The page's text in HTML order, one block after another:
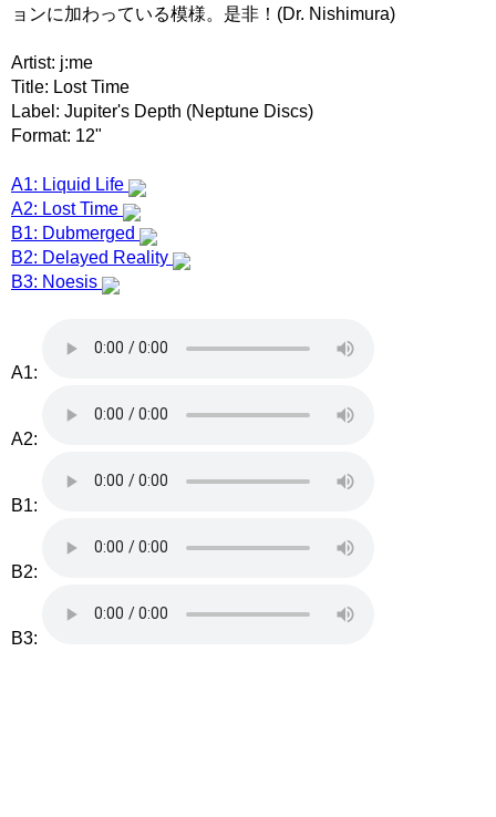
ョンに加わっている模様。是非！(Dr. Nishimura)
Artist: j:me
Title: Lost Time
Label: Jupiter's Depth (Neptune Discs)
Format: 12"
A1: Liquid Life
A2: Lost Time
B1: Dubmerged
B2: Delayed Reality
B3: Noesis
A1:
A2:
B1:
B2:
B3: